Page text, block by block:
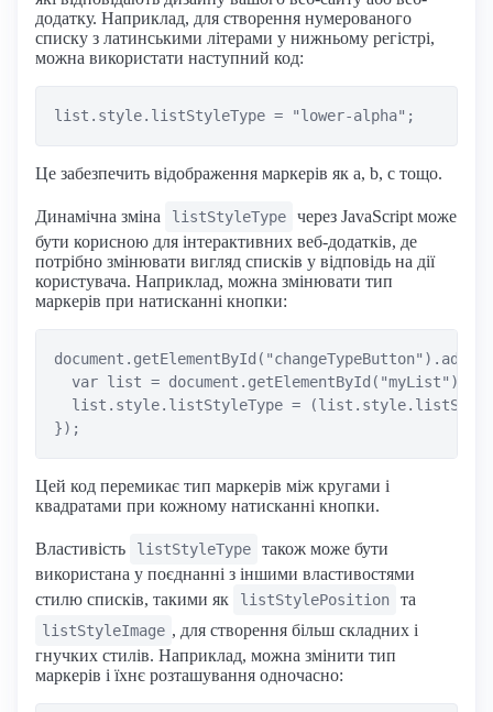
додатку. Наприклад, для створення нумерованого
списку з латинськими літерами у нижньому регістрі,
можна використати наступний код:
Це забезпечить відображення маркерів як a, b, c тощо.
Динамічна зміна listStyleType
через JavaScript може
бути корисною для інтерактивних веб-додатків, де
потрібно змінювати вигляд списків у відповідь на дії
користувача. Наприклад, можна змінювати тип
маркерів при натисканні кнопки:
  var list = document.getElementById("myList");
list.style.listStyleType =
Цей код перемикає тип маркерів між кругами і
квадратами при кожному натисканні кнопки.
Властивість listStyleType
також може бути
використана у поєднанні з іншими властивостями
стилю списків, такими як
listStylePosition та
listStyleImage , для створення більш складних і
гнучких стилів. Наприклад, можна змінити тип
маркерів і їхнє розташування одночасно: